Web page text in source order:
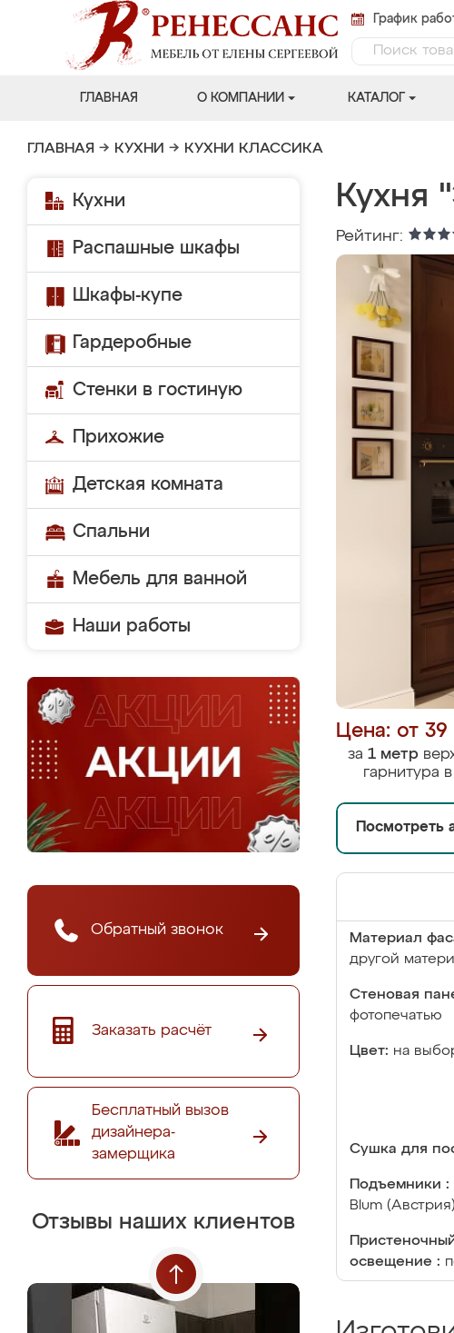
График
ГЛАВНАЯ О КОМПАНИИ КАТАЛОГ
ГЛАВНАЯ → КУХНИ → КУХНИ КЛАССИКА
Кухни
Распашные шкафы
Шкафы-купе
Гардеробные
Стенки в гостиную
Прихожие
Детская комната
Спальни
Мебель для ванной
Наши работы
Обратный звонок
Заказать расчёт
Бесплатный вызов
дизайнера-
замерщика
Отзывы наших клиентов
Кухня
Рейтинг:
Цена: от
за 1 метр
гарнитура
Посмотреть
Материал
другой
Стеновая
фотопечатью
Цвет: на
Сушка для
Подъемники :
Blum
освещение :